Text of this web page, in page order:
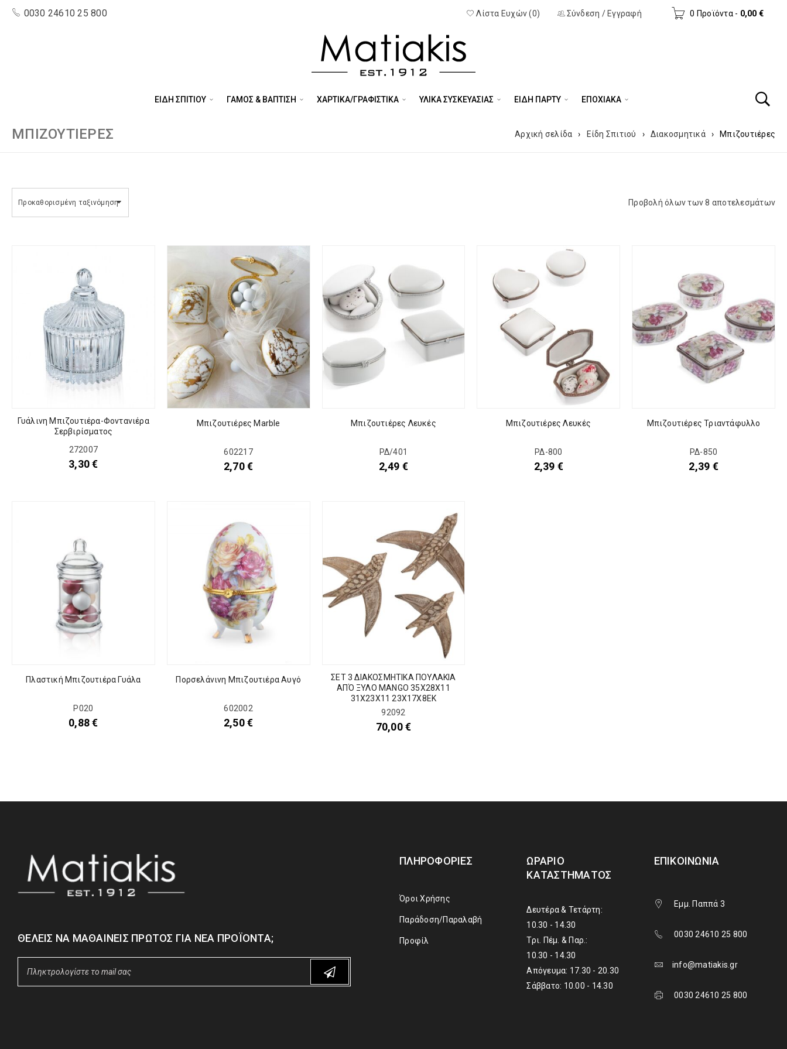
0030 24610 25 800 0 Προϊόντα - 0,00 €
Σύνδεση / Εγγραφή
Λίστα Ευχών (0)
ΕΙΔΗ ΣΠΙΤΙΟΥ ΓΑΜΟΣ & ΒΑΠΤΙΣΗ ΧΑΡΤΙΚΑ/ΓΡΑΦΙΣΤΙΚΑ ΥΛΙΚΑ ΣΥΣΚΕΥΑΣΙΑΣ ΕΊΔΗ ΠΆΡΤΥ ΕΠΟΧΙΑΚΑ
ΜΠΙΖΟΥΤΙΈΡΕΣ Αρχική σελίδα › Είδη Σπιτιού › Διακοσμητικά › Μπιζουτιέρες
Προβολή όλων των 8 αποτελεσμάτων
Προκαθορισμένη ταξινόμηση
Γυάλινη Μπιζουτιέρα-Φοντανιέρα
Σερβιρίσματος
272007
3,30€
Μπιζουτιέρες Marble
602217
2,70€
Μπιζουτιέρες Λευκές
ΡΔ/401
2,49 €
Μπιζουτιέρες Λευκές
ΡΔ-800
2,39 €
Μπιζουτιέρες Τριαντάφυλλο
ΡΔ-850
2,39 €
Πλαστική Μπιζουτιέρα Γυάλα
Ρ020
0,88€
Πορσελάνινη Μπιζουτιέρα Αυγό
602002
2,50€
ΣΕΤ 3 ΔΙΑΚΟΣΜΗΤΙΚΑ ΠΟΥΛΑΚΙΑ
ΑΠΌ ΞΥΛΟ MANGO 35Χ28Χ11
31Χ23Χ11 23Χ17Χ8ΕΚ
92092
70,00€
ΘΈΛΕΙΣ ΝΑ ΜΑΘΑΊΝΕΙΣ ΠΡΏΤΟΣ ΓΙΑ ΝΈΑ ΠΡΟΪΌΝΤΑ;
ΠΛΗΡΟΦΟΡΊΕΣ
Όροι Χρήσης
Παράδοση/Παραλαβή
Προφίλ
ΩΡΆΡΙΟ
ΚΑΤΑΣΤΉΜΑΤΟΣ
Δευτέρα & Τετάρτη:
10.30 - 14.30
Τρι. Πέμ. & Παρ.:
10.30 - 14.30
Απόγευμα: 17.30 - 20.30
Σάββατο: 10.00 - 14.30
ΕΠΙΚΟΙΝΩΝΊΑ
Εμμ. Παππά 3
0030 24610 25 800
info@matiakis.gr
0030 24610 25 800